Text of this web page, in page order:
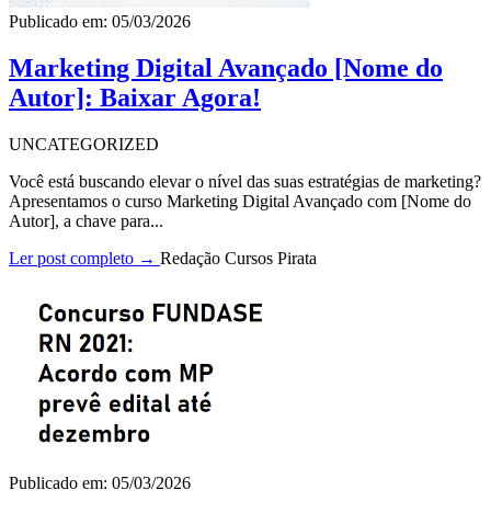
Publicado em: 05/03/2026
Marketing Digital Avançado [Nome do
Autor]: Baixar Agora!
UNCATEGORIZED
Você está buscando elevar o nível das suas estratégias de marketing?
Apresentamos o curso Marketing Digital Avançado com [Nome do
Autor], a chave para...
Ler post completo → Redação Cursos Pirata
Publicado em: 05/03/2026